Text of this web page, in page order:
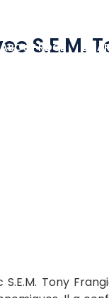
ABOUT RDCL
S.E.M.
Tony